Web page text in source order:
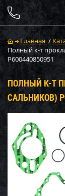
Главная /
Полный к-т
P600440850951
ПОЛНЫЙ К-Т
САЛЬНИКОВ)